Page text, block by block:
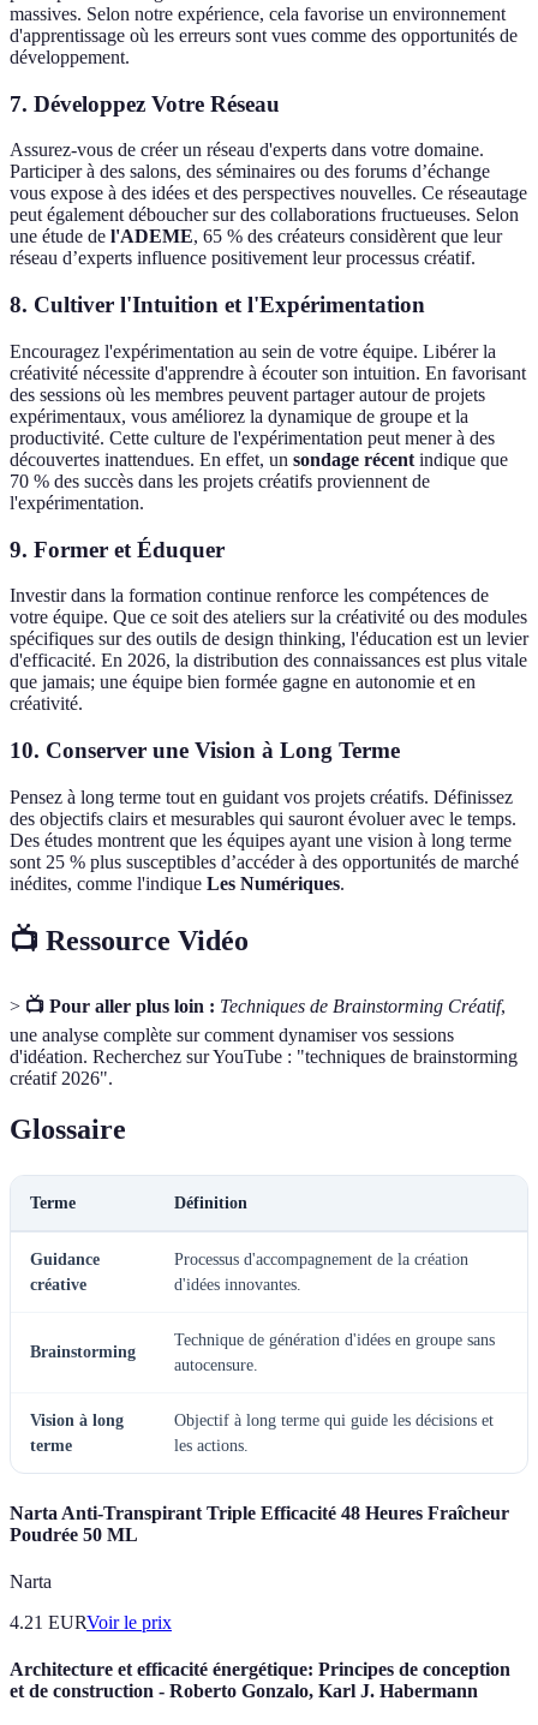
massives. Selon notre expérience, cela favorise un environnement
d'apprentissage où les erreurs sont vues comme des opportunités de
développement.
7. Développez Votre Réseau
Assurez-vous de créer un réseau d'experts dans votre domaine.
Participer à des salons, des séminaires ou des forums d’échange
vous expose à des idées et des perspectives nouvelles. Ce réseautage
peut également déboucher sur des collaborations fructueuses. Selon
une étude de l'ADEME, 65 % des créateurs considèrent que leur
réseau d’experts influence positivement leur processus créatif.
8. Cultiver l'Intuition et l'Expérimentation
Encouragez l'expérimentation au sein de votre équipe. Libérer la
créativité nécessite d'apprendre à écouter son intuition. En favorisant
des sessions où les membres peuvent partager autour de projets
expérimentaux, vous améliorez la dynamique de groupe et la
productivité. Cette culture de l'expérimentation peut mener à des
découvertes inattendues. En effet, un sondage récent indique que
70 % des succès dans les projets créatifs proviennent de
l'expérimentation.
9. Former et Éduquer
Investir dans la formation continue renforce les compétences de
votre équipe. Que ce soit des ateliers sur la créativité ou des modules
spécifiques sur des outils de design thinking, l'éducation est un levier
d'efficacité. En 2026, la distribution des connaissances est plus vitale
que jamais; une équipe bien formée gagne en autonomie et en
créativité.
10. Conserver une Vision à Long Terme
Pensez à long terme tout en guidant vos projets créatifs. Définissez
des objectifs clairs et mesurables qui sauront évoluer avec le temps.
Des études montrent que les équipes ayant une vision à long terme
sont 25 % plus susceptibles d’accéder à des opportunités de marché
inédites, comme l'indique Les Numériques.
📺 Ressource Vidéo
> 📺 Pour aller plus loin : Techniques de Brainstorming Créatif,
une analyse complète sur comment dynamiser vos sessions
d'idéation. Recherchez sur YouTube : "techniques de brainstorming
créatif 2026".
Glossaire
Terme Définition
Guidance
créative
Processus d'accompagnement de la création
d'idées innovantes.
Brainstorming
Technique de génération d'idées en groupe sans
autocensure.
Vision à long
terme
Objectif à long terme qui guide les décisions et
les actions.
Narta Anti-Transpirant Triple Efficacité 48 Heures Fraîcheur
Poudrée 50 ML
Narta
4.21 EURVoir le prix
Architecture et efficacité énergétique: Principes de conception
et de construction - Roberto Gonzalo, Karl J. Habermann